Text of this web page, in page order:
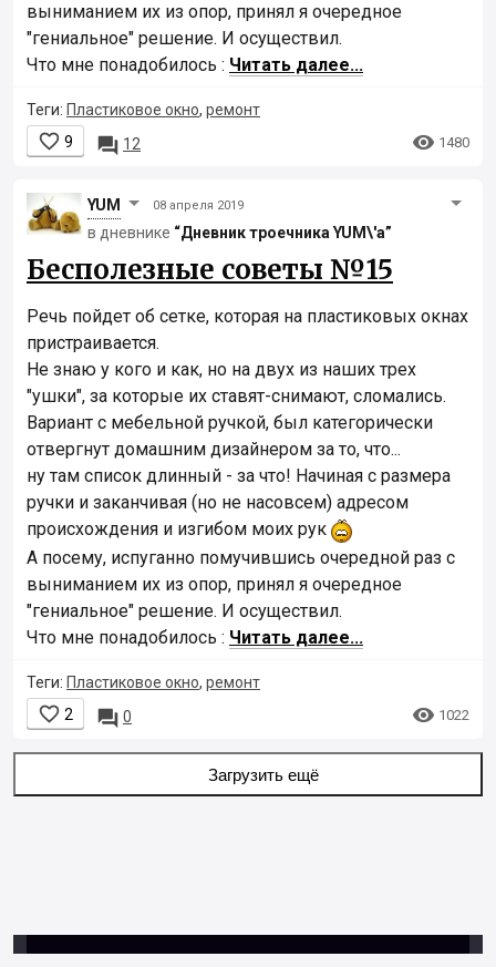
выниманием их из опор, принял я очередное
"гениальное" решение. И осуществил.
Что мне понадобилось : Читать далее...
Теги: Пластиковое окно, ремонт
 9  12  1480
YUM 08 апреля 2019
в дневнике “Дневник троечника YUM\'а”
Бесполезные советы №15
Речь пойдет об сетке, которая на пластиковых окнах
пристраивается.
Не знаю у кого и как, но на двух из наших трех
"ушки", за которые их ставят-снимают, сломались.
Вариант с мебельной ручкой, был категорически
отвергнут домашним дизайнером за то, что...
ну там список длинный - за что! Начиная с размера
ручки и заканчивая (но не насовсем) адресом
происхождения и изгибом моих рук
А посему, испуганно помучившись очередной раз с
выниманием их из опор, принял я очередное
"гениальное" решение. И осуществил.
Что мне понадобилось : Читать далее...
Теги: Пластиковое окно, ремонт
 2  0  1022
Загрузить ещё